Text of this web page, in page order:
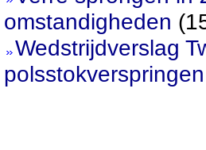
omstandigheden
Wedstrijdverslag
polsstokverspringen